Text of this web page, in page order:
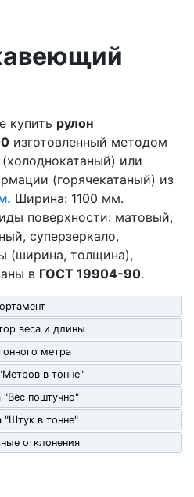
купить рулон
изготовленный методом
или
(горячекатаный) из
Ширина: 1100 мм.
поверхности: матовый,
суперзеркало,
(ширина, толщина),
в ГОСТ 19904-90.
веса и длины
метра
в тонне"
"Вес поштучно"
"Штук в тонне"
отклонения